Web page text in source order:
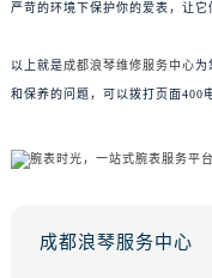
严苛的环境下保护你的爱表，让
以上就是成都浪琴维修服务中心为
和保养的问题，可以拨打页面400
成都浪琴服务中心